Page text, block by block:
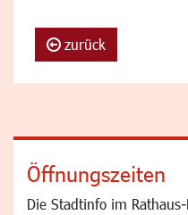
zurück
Öffnungszeiten
Die Stadtinfo im